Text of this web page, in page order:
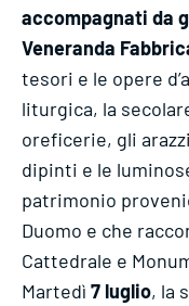
accompagnati da
Veneranda
tesori e le opere
liturgica, la
oreficerie, gli
dipinti e le
patrimonio
Duomo e che
Cattedrale e
Martedì 7 luglio, la